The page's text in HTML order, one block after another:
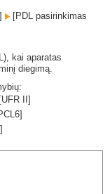
[PDL pasirinkimas
kai aparatas
diegimą.
II]